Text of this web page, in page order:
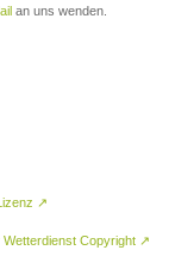
an uns wenden.
↗
Wetterdienst Copyright ↗